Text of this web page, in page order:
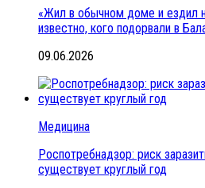
«Жил в обычном доме и ездил
известно, кого подорвали в
09.06.2026
Медицина
Роспотребнадзор: риск
существует круглый год